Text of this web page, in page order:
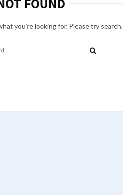
you’re looking for. Please try search.